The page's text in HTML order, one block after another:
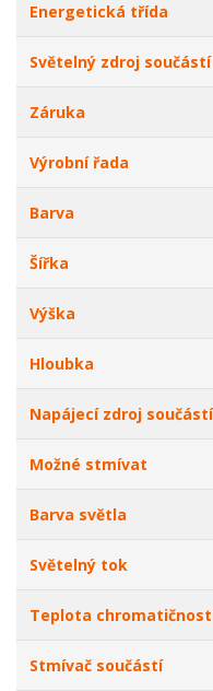
Energetická třída
Světelný zdroj
Záruka
Výrobní řada
Barva
Šířka
Výška
Hloubka
Napájecí zdroj součástí
Možné stmívat
Barva světla
Světelný tok
Teplota
Stmívač součástí